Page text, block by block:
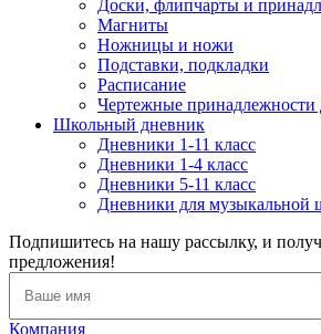
Доски, флипчарты и
Магниты
Ножницы и ножи
Подставки, подкладки
Расписание
Чертежные принадлежности
Школьный дневник
Дневники 1-11 класс
Дневники 1-4 класс
Дневники 5-11 класс
Дневники для музыкальной
Подпишитесь на нашу рассылку, и
предложения!
Компания